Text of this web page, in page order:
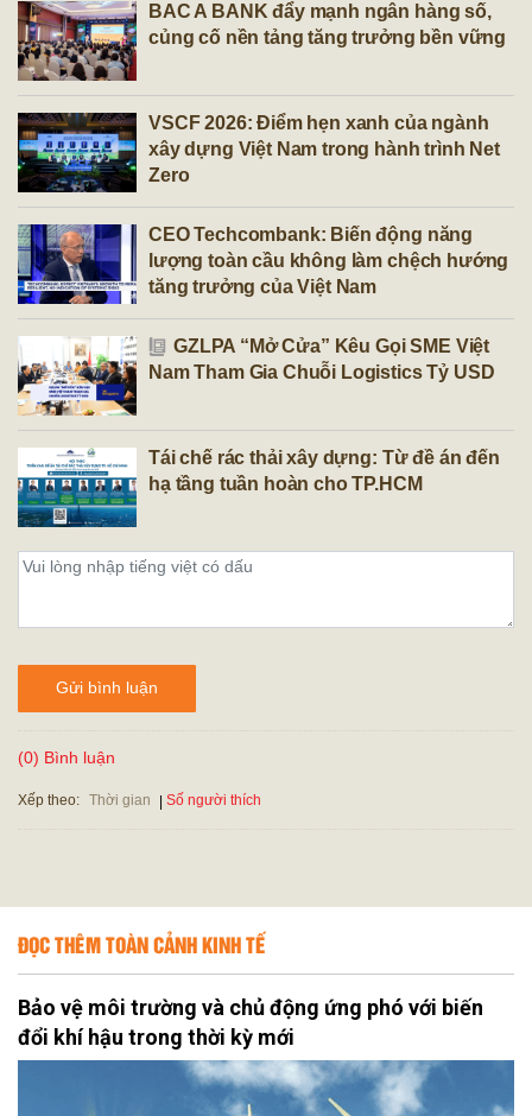
BAC A BANK đẩy mạnh ngân hàng số,
củng cố nền tảng tăng trưởng bền vững
VSCF 2026: Điểm hẹn xanh của ngành
xây dựng Việt Nam trong hành trình Net
Zero
CEO Techcombank: Biến động năng
lượng toàn cầu không làm chệch hướng
tăng trưởng của Việt Nam
GZLPA “Mở Cửa” Kêu Gọi SME Việt
Nam Tham Gia Chuỗi Logistics Tỷ USD
Tái chế rác thải xây dựng: Từ đề án đến
hạ tầng tuần hoàn cho TP.HCM
Gửi bình luận
(0) Bình luận
Xếp theo: Thời gian Số người thích
ĐỌC THÊM TOÀN CẢNH KINH TẾ
Bảo vệ môi trường và chủ động ứng phó với biến
đổi khí hậu trong thời kỳ mới